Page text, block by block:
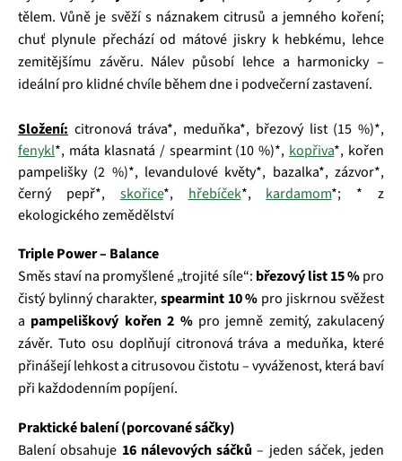
tělem. Vůně je svěží s náznakem citrusů a jemného koření;
chuť plynule přechází od mátové jiskry k hebkému, lehce
zemitějšímu závěru. Nálev působí lehce a harmonicky –
ideální pro klidné chvíle během dne i podvečerní zastavení.
Složení: citronová tráva*, meduňka*, březový list (15 %)*,
fenykl*, máta klasnatá / spearmint (10 %)*, kopřiva*, kořen
pampelišky (2 %)*, levandulové květy*, bazalka*, zázvor*,
černý pepř*, skořice*, hřebíček*, kardamom*; * z
ekologického zemědělství
Triple Power – Balance
Směs staví na promyšlené „trojité síle“: březový list 15 %pro
čistý bylinný charakter,spearmint 10 % pro jiskrnou svěžest
a pampeliškový kořen 2 %pro jemně zemitý, zakulacený
závěr. Tuto osu doplňují citronová tráva a meduňka, které
přinášejí lehkost a citrusovou čistotu – vyváženost, která baví
při každodenním popíjení.
Praktické balení (porcované sáčky)
Balení obsahuje 16 nálevových sáčků – jeden sáček, jeden